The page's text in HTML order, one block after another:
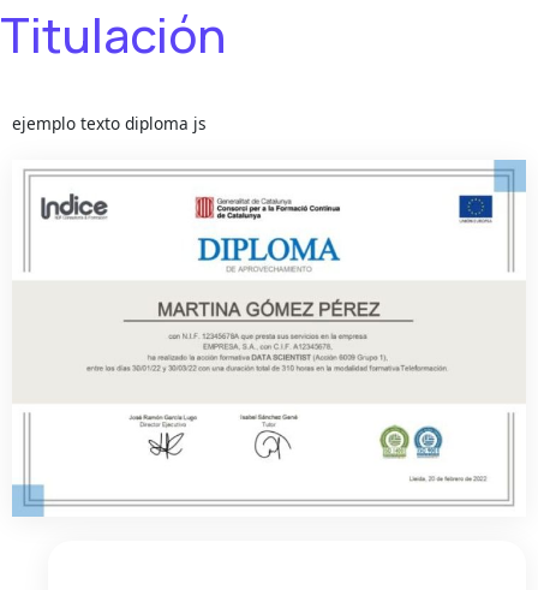
Titulación
ejemplo texto diploma js